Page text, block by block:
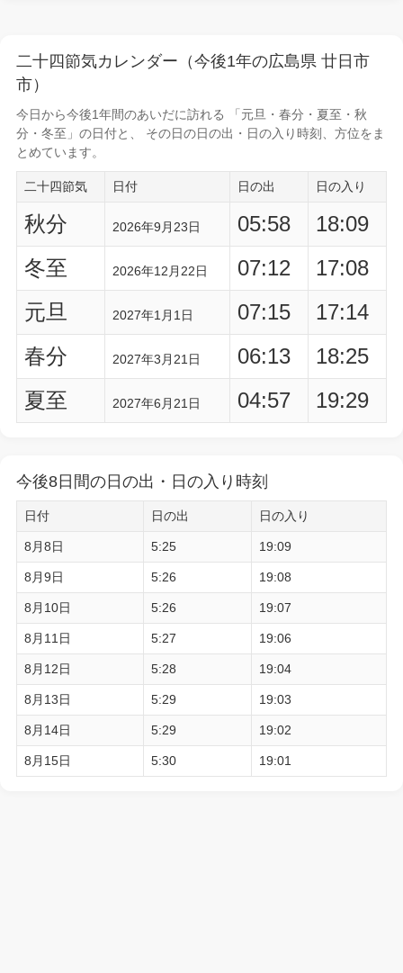
二十四節気カレンダー（今後1年の広島県 廿日市
市）
今日から今後1年間のあいだに訪れる 「元旦・春分・夏至・秋
分・冬至」の日付と、 その日の日の出・日の入り時刻
、方位をま
とめています。
二十四節気 日付 日の出 日の入り
秋分 2026年9月23日 05:58
18:09
冬至
2026年12月22日 07:12
17:08
元旦
2027年1月1日 07:15
17:14
春分
2027年3月21日 06:13
18:25
夏至
2027年6月21日 04:57 19:29
今後8日間の日の出・日の入り時刻
日付 日の出 日の入り
8月8日 5:25 19:09
8月9日 5:26 19:08
8月10日 5:26 19:07
8月11日 5:27 19:06
8月12日 5:28 19:04
8月13日 5:29 19:03
8月14日 5:29 19:02
8月15日 5:30 19:01